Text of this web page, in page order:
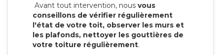
Avant tout intervention, nous vous
conseillons de vérifier régulièrement
l'état de votre toit, observer les murs et
les plafonds, nettoyer les gouttières de
votre toiture régulièrement.